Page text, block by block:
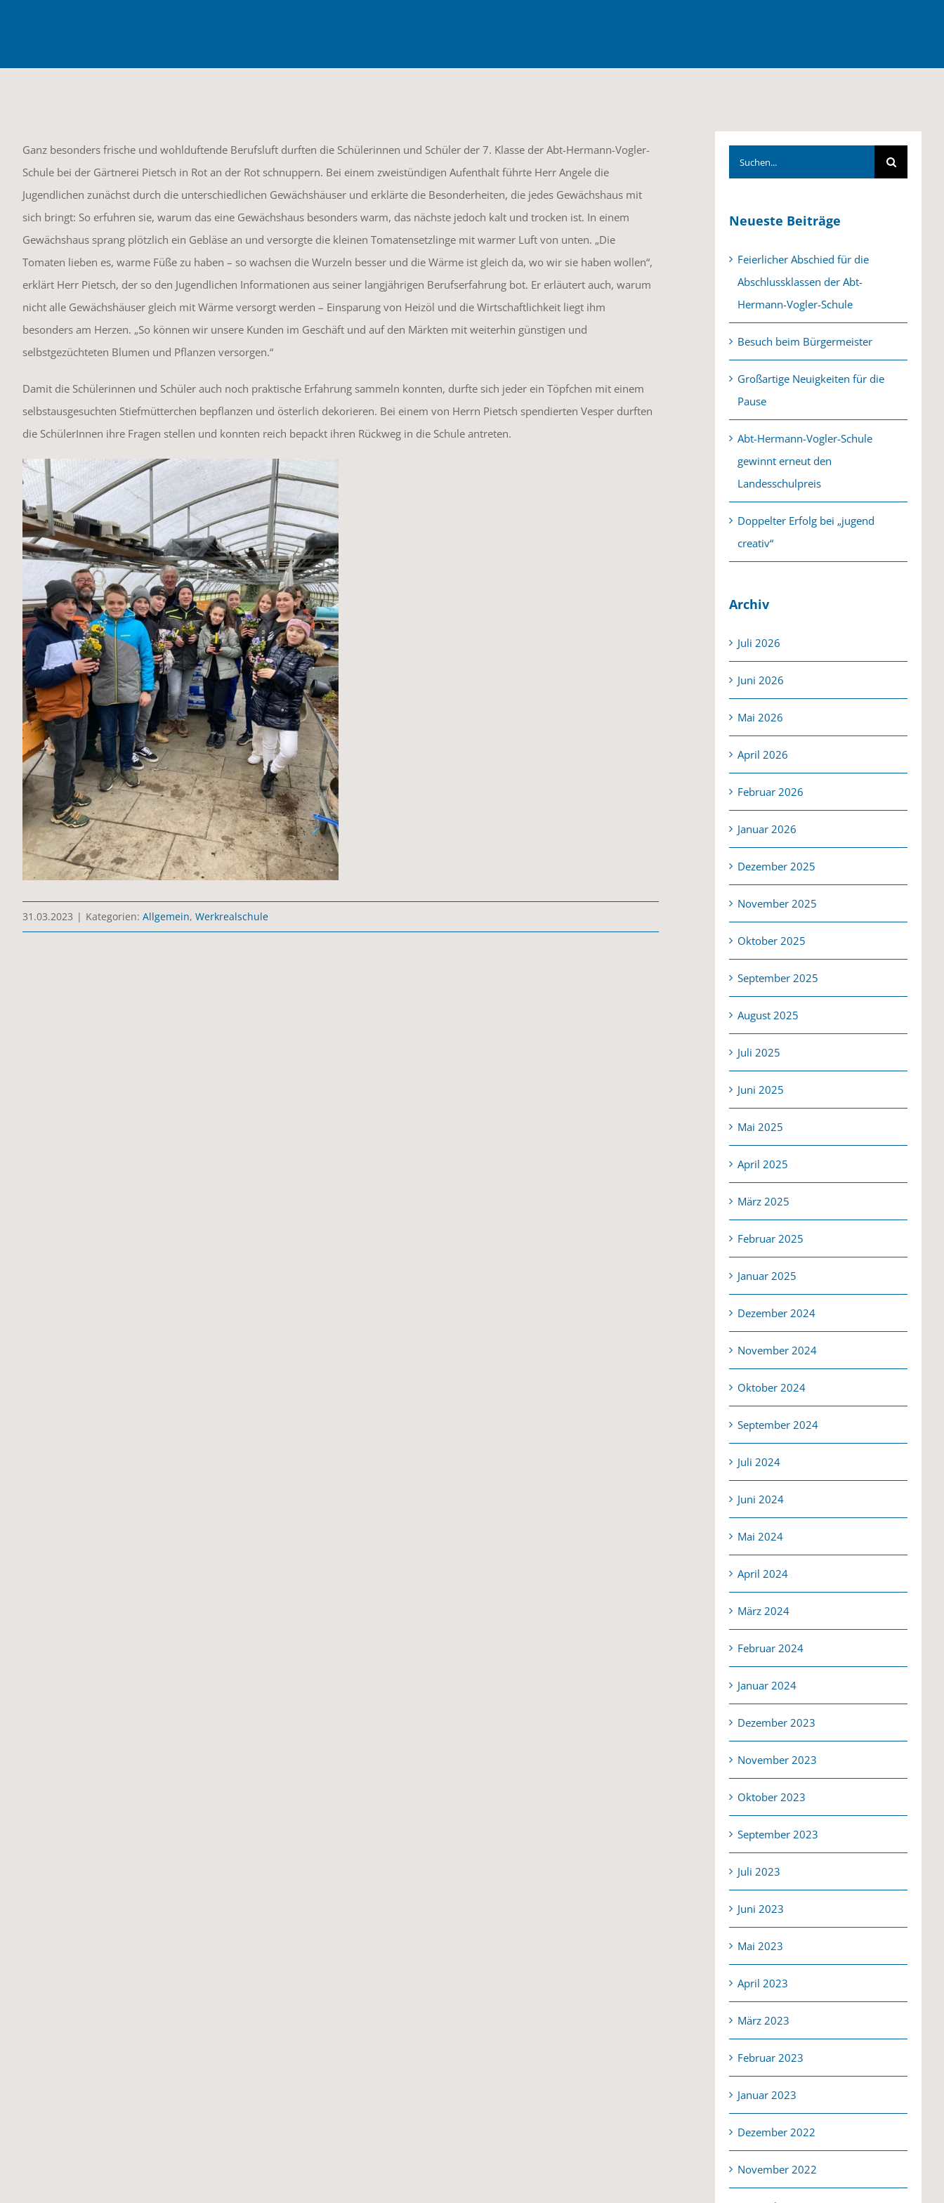
Ganz besonders frische und wohlduftende Berufsluft durften die Schülerinnen und Schüler der 7. Klasse der Abt-Hermann-Vogler-
Schule bei der Gärtnerei Pietsch in Rot an der Rot schnuppern. Bei einem zweistündigen Aufenthalt führte Herr Angele die
Jugendlichen zunächst durch die unterschiedlichen Gewächshäuser und erklärte die Besonderheiten, die jedes Gewächshaus mit
sich bringt: So erfuhren sie, warum das eine Gewächshaus besonders warm, das nächste jedoch kalt und trocken ist. In einem
Gewächshaus sprang plötzlich ein Gebläse an und versorgte die kleinen Tomatensetzlinge mit warmer Luft von unten. „Die
Tomaten lieben es, warme Füße zu haben – so wachsen die Wurzeln besser und die Wärme ist gleich da, wo wir sie haben wollen“,
erklärt Herr Pietsch, der so den Jugendlichen Informationen aus seiner langjährigen Berufserfahrung bot. Er erläutert auch, warum
nicht alle Gewächshäuser gleich mit Wärme versorgt werden – Einsparung von Heizöl und die Wirtschaftlichkeit liegt ihm
besonders am Herzen. „So können wir unsere Kunden im Geschäft und auf den Märkten mit weiterhin günstigen und
selbstgezüchteten Blumen und Pflanzen versorgen.“
Damit die Schülerinnen und Schüler auch noch praktische Erfahrung sammeln konnten, durfte sich jeder ein Töpfchen mit einem
selbstausgesuchten Stiefmütterchen bepflanzen und österlich dekorieren. Bei einem von Herrn Pietsch spendierten Vesper durften
die SchülerInnen ihre Fragen stellen und konnten reich bepackt ihren Rückweg in die Schule antreten.
31.03.2023 | Kategorien: Allgemein, Werkrealschule
Suche
nach:
Neueste Beiträge
Feierlicher Abschied für die
Abschlussklassen der Abt-
Hermann-Vogler-Schule
Besuch beim Bürgermeister
Großartige Neuigkeiten für die
Pause
Abt-Hermann-Vogler-Schule
gewinnt erneut den
Landesschulpreis
Doppelter Erfolg bei „jugend
creativ“
Archiv
Juli 2026
Juni 2026
Mai 2026
April 2026
Februar 2026
Januar 2026
Dezember 2025
November 2025
Oktober 2025
September 2025
August 2025
Juli 2025
Juni 2025
Mai 2025
April 2025
März 2025
Februar 2025
Januar 2025
Dezember 2024
November 2024
Oktober 2024
September 2024
Juli 2024
Juni 2024
Mai 2024
April 2024
März 2024
Februar 2024
Januar 2024
Dezember 2023
November 2023
Oktober 2023
September 2023
Juli 2023
Juni 2023
Mai 2023
April 2023
März 2023
Februar 2023
Januar 2023
Dezember 2022
November 2022